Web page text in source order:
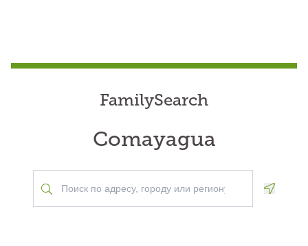
FamilySearch
Comayagua